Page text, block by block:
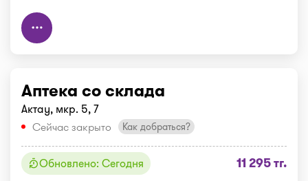
Аптека со склада
Актау, мкр. 5, 7
Сейчас закрыто
Как добраться?
Обновлено: Сегодня 11 295 тг.